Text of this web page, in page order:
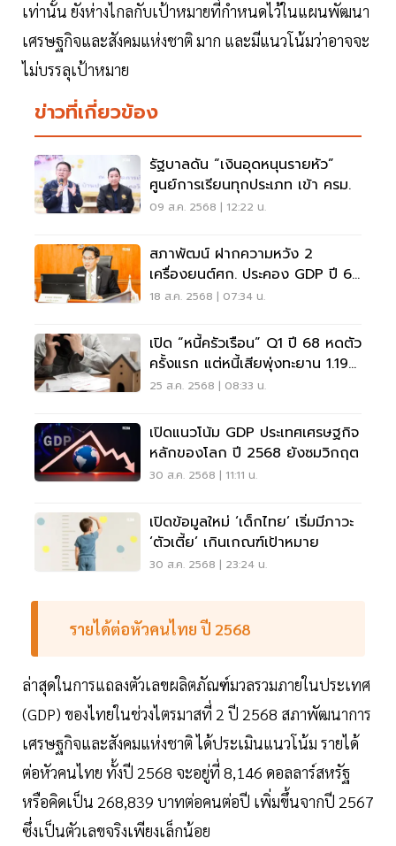
เท่านั้น ยังห่างไกลกับเป้าหมายที่กำหนดไว้ในแผนพัฒนา
เศรษฐกิจและสังคมแห่งชาติ มาก และมีแนวโน้มว่าอาจจะ
ไม่บรรลุเป้าหมาย
ข่าวที่เกี่ยวข้อง
รัฐบาลดัน “เงินอุดหนุนรายหัว”
ศูนย์การเรียนทุกประเภท เข้า ครม.
09 ส.ค. 2568 | 12:22 น.
สภาพัฒน์ ฝากความหวัง 2
เครื่องยนต์ศก. ประคอง GDP ปี 68
โต 2%
18 ส.ค. 2568 | 07:34 น.
เปิด “หนี้ครัวเรือน” Q1 ปี 68 หดตัว
ครั้งแรก แต่หนี้เสียพุ่งทะยาน 1.19
ล้านล้าน
25 ส.ค. 2568 | 08:33 น.
เปิดแนวโน้ม GDP ประเทศเศรษฐกิจ
หลักของโลก ปี 2568 ยังซมวิกฤต
30 ส.ค. 2568 | 11:11 น.
เปิดข้อมูลใหม่ ‘เด็กไทย’ เริ่มมีภาวะ
‘ตัวเตี้ย’ เกินเกณฑ์เป้าหมาย
30 ส.ค. 2568 | 23:24 น.
รายได้ต่อหัวคนไทย ปี 2568
ล่าสุดในการแถลงตัวเลขผลิตภัณฑ์มวลรวมภายในประเทศ
(GDP) ของไทยในช่วงไตรมาสที่ 2 ปี 2568 สภาพัฒนาการ
เศรษฐกิจและสังคมแห่งชาติ ได้ประเมินแนวโน้ม รายได้
ต่อหัวคนไทย ทั้งปี 2568 จะอยู่ที่ 8,146 ดอลลาร์สหรัฐ
หรือคิดเป็น 268,839 บาทต่อคนต่อปี เพิ่มขึ้นจากปี 2567
ซึ่งเป็นตัวเลขจริงเพียงเล็กน้อย